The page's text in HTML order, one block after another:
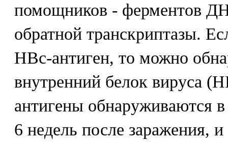
помощников - ферментов
обратной транскриптазы.
НВс-антиген, то можно
внутренний белок вируса
антигены обнаруживаются
6 недель после заражения,